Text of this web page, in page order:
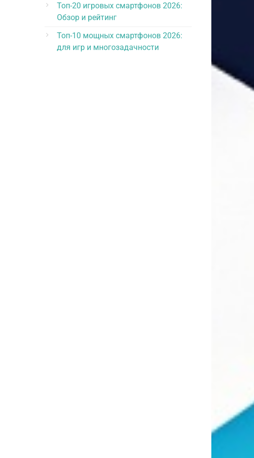
Топ-20 игровых смартфонов 2026:
Обзор и рейтинг
Топ-10 мощных смартфонов 2026:
для игр и многозадачности